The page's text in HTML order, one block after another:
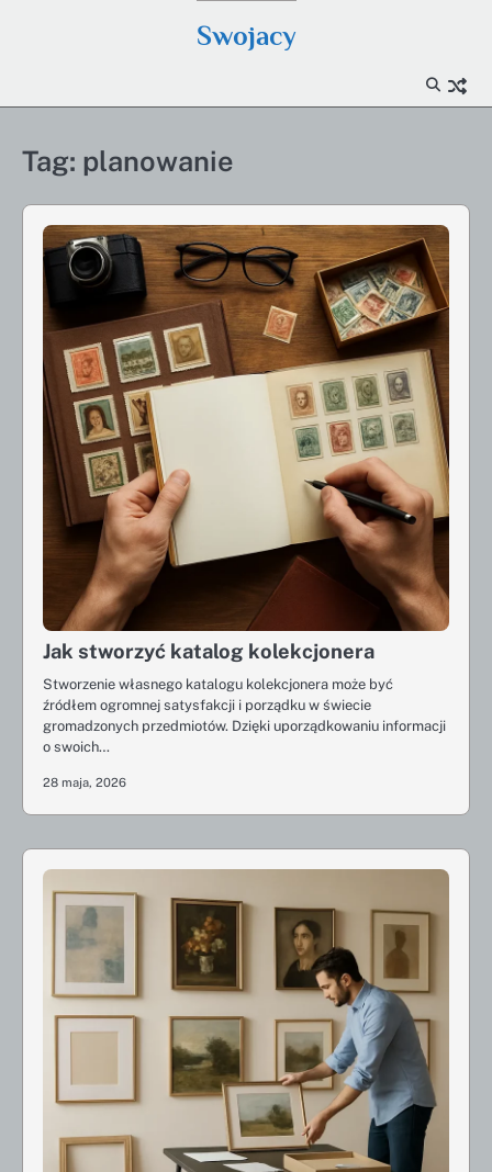
Swojacy
Tag: planowanie
Jak stworzyć katalog kolekcjonera
Stworzenie własnego katalogu kolekcjonera może być
źródłem ogromnej satysfakcji i porządku w świecie
gromadzonych przedmiotów. Dzięki uporządkowaniu informacji
o swoich…
28 maja, 2026